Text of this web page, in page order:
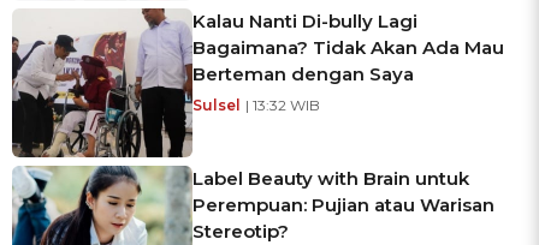
Kalau Nanti Di-bully Lagi
Bagaimana? Tidak Akan Ada Mau
Berteman dengan Saya
Sulsel | 13:32 WIB
Label Beauty with Brain untuk
Perempuan: Pujian atau Warisan
Stereotip?